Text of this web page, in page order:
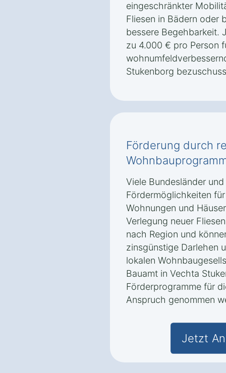
eingeschränkter
Fliesen in Bädern oder
bessere Begehbarkeit.
zu 4.000 € pro Person
Stukenborg
Förderung durch
Viele Bundesländer
Fördermöglichkeiten
Wohnungen und
Verlegung neuer
nach Region und
zinsgünstige Darlehen
lokalen
Bauamt in Vechta
Förderprogramme für
Anspruch genommen
Jetzt